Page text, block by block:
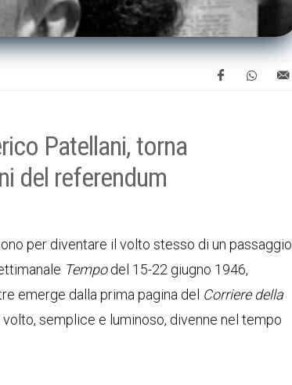
Patellani, torna
del referendum
per diventare il volto stesso di un passaggio
Tempodel 15-22 giugno 1946,
emerge dalla prima pagina del Corriere della
semplice e luminoso, divenne nel tempo